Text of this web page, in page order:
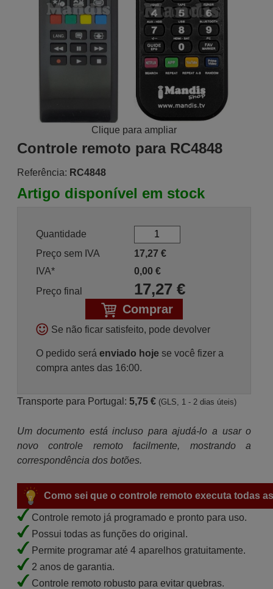
Clique para ampliar
Controle remoto para RC4848
Referência: RC4848
Artigo disponível em stock
Quantidade
Preço sem IVA
17,27 €
IVA*
0,00 €
Preço final
17,27€
Comprar
Se não ficar satisfeito, pode devolver
O pedido será enviado hojese você fizer a
compra antes das 16:00.
Transporte para Portugal: 5,75 € (GLS, 1 - 2 dias úteis)
Um documento está incluso para ajudá-lo a usar o
novo controle remoto facilmente, mostrando a
correspondência dos botões.
Como sei que o controle remoto executa todas
Controle remoto já programado e pronto para uso.
Possui todas as funções do original.
Permite programar até 4 aparelhos gratuitamente.
2 anos de garantia.
Controle remoto robusto para evitar quebras.